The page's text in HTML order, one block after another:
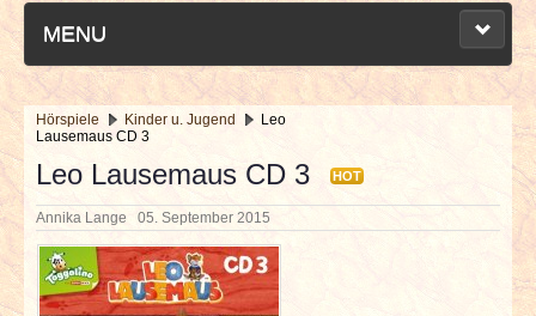
MENU
NEUESTE ARTIKEL
NEWS & DATES
BERICHTE
Hörspiele Kinder u. Jugend
Leo
Lausemaus CD 3
Leo Lausemaus CD 3 HOT
Annika Lange 05. September 2015